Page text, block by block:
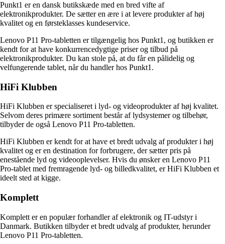
Punkt1 er en dansk butikskæde med en bred vifte af
elektronikprodukter. De sætter en ære i at levere produkter af høj
kvalitet og en førsteklasses kundeservice.
Lenovo P11 Pro-tabletten er tilgængelig hos Punkt1, og butikken er
kendt for at have konkurrencedygtige priser og tilbud på
elektronikprodukter. Du kan stole på, at du får en pålidelig og
velfungerende tablet, når du handler hos Punkt1.
HiFi Klubben
HiFi Klubben er specialiseret i lyd- og videoprodukter af høj kvalitet.
Selvom deres primære sortiment består af lydsystemer og tilbehør,
tilbyder de også Lenovo P11 Pro-tabletten.
HiFi Klubben er kendt for at have et bredt udvalg af produkter i høj
kvalitet og er en destination for forbrugere, der sætter pris på
enestående lyd og videooplevelser. Hvis du ønsker en Lenovo P11
Pro-tablet med fremragende lyd- og billedkvalitet, er HiFi Klubben et
ideelt sted at kigge.
Komplett
Komplett er en populær forhandler af elektronik og IT-udstyr i
Danmark. Butikken tilbyder et bredt udvalg af produkter, herunder
Lenovo P11 Pro-tabletten.